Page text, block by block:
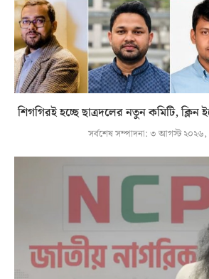
শিগগিরই হচ্ছে ছাত্রদলের নতুন কমিটি,
সর্বশেষ সম্পাদনা:৩ আগস্ট ২০২৬,